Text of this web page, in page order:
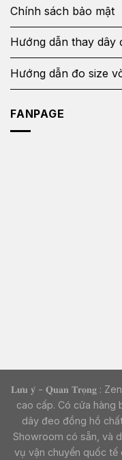
Chính sách bảo mật
Hướng dẫn thay dây
Hướng dẫn đo size
FANPAGE
𝐋𝐮̛𝐮 𝐲́ - 𝐐𝐮𝐚𝐧 𝐓𝐫𝐨̣𝐧𝐠 :
cao cấp. Có cửa hàng
dây đeo đồng hồ
Showroom có sẵn, và
vụ vận chuyển quốc tế